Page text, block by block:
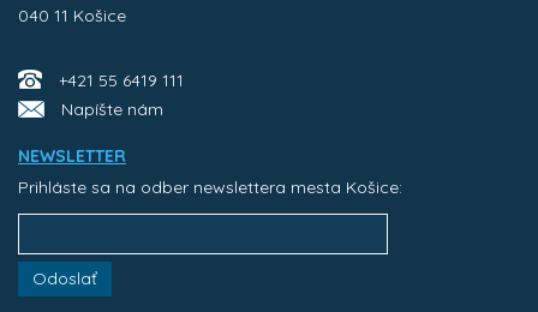
040 11 Košice
+421 55 6419 111
Napíšte nám
NEWSLETTER
Prihláste sa na odber newslettera mesta Košice:
Odoslať